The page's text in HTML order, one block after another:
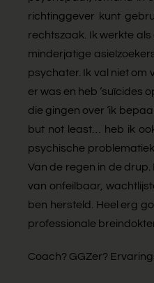
richtinggever kunt
rechtszaak. Ik werkte
minderjatige
psychater. Ik val niet om
er was en heb ‘suïcides
die gingen over ‘ik
but not least… heb ik
psychische
Van de regen in de
van onfeilbaar,
ben hersteld. Heel erg
professionale
Coach? GGZer?